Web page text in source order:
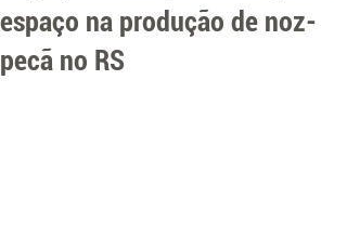
espaço na produção de noz-
pecã no RS